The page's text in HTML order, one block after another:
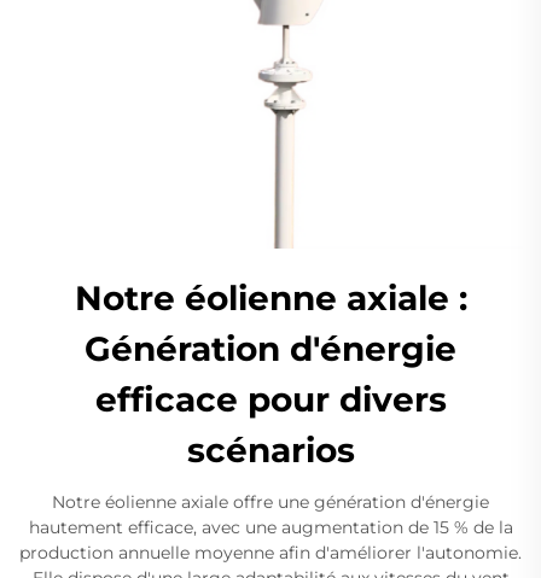
Notre éolienne axiale :
Génération d'énergie
efficace pour divers
scénarios
Notre éolienne axiale offre une génération d'énergie
hautement efficace, avec une augmentation de 15 % de la
production annuelle moyenne afin d'améliorer l'autonomie.